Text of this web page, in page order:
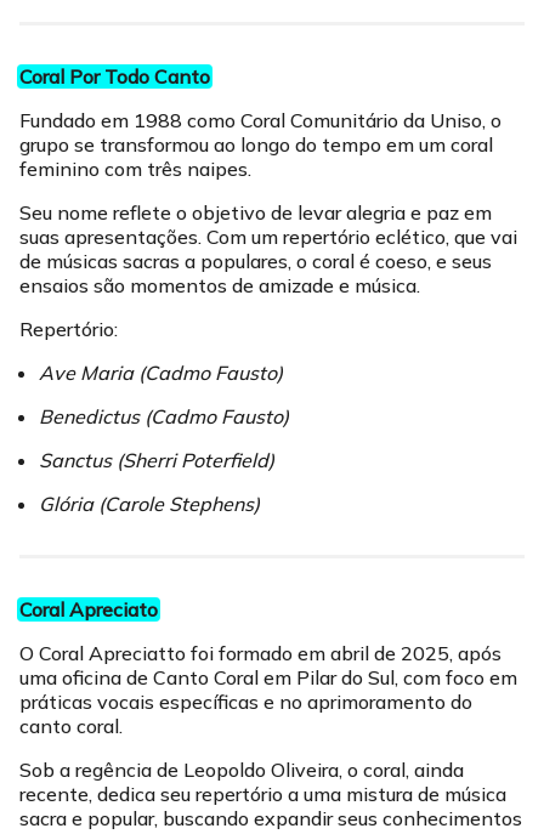
Coral Por Todo Canto
Fundado em 1988 como Coral Comunitário da Uniso, o
grupo se transformou ao longo do tempo em um coral
feminino com três naipes.
Seu nome reflete o objetivo de levar alegria e paz em
suas apresentações. Com um repertório eclético, que vai
de músicas sacras a populares, o coral é coeso, e seus
ensaios são momentos de amizade e música.
Repertório:
Ave Maria (Cadmo Fausto)
Benedictus (Cadmo Fausto)
Sanctus (Sherri Poterfield)
Glória (Carole Stephens)
Coral Apreciato
O Coral Apreciatto foi formado em abril de 2025, após
uma oficina de Canto Coral em Pilar do Sul, com foco em
práticas vocais específicas e no aprimoramento do
canto coral.
Sob a regência de Leopoldo Oliveira, o coral, ainda
recente, dedica seu repertório a uma mistura de música
sacra e popular, buscando expandir seus conhecimentos